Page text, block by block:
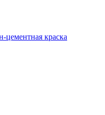
цементная краска